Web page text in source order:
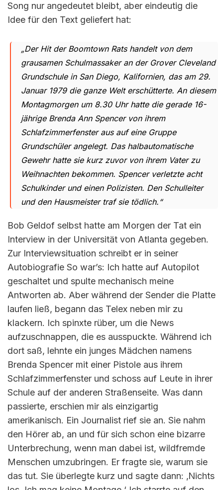
Song nur angedeutet bleibt, aber eindeutig die
Idee für den Text geliefert hat:
„Der Hit der Boomtown Rats handelt von dem
grausamen Schulmassaker an der Grover Cleveland
Grundschule in San Diego, Kalifornien, das am 29.
Januar 1979 die ganze Welt erschütterte. An diesem
Montagmorgen um 8.30 Uhr hatte die gerade 16-
jährige Brenda Ann Spencer von ihrem
Schlafzimmerfenster aus auf eine Gruppe
Grundschüler angelegt. Das halbautomatische
Gewehr hatte sie kurz zuvor von ihrem Vater zu
Weihnachten bekommen. Spencer verletzte acht
Schulkinder und einen Polizisten. Den Schulleiter
und den Hausmeister traf sie tödlich.“
Bob Geldof selbst hatte am Morgen der Tat ein
Interview in der Universität von Atlanta gegeben.
Zur Interviewsituation schreibt er in seiner
Autobiografie So war’s: Ich hatte auf Autopilot
geschaltet und spulte mechanisch meine
Antworten ab. Aber während der Sender die Platte
laufen ließ, begann das Telex neben mir zu
klackern. Ich spinxte rüber, um die News
aufzuschnappen, die es ausspuckte. Während ich
dort saß, lehnte ein junges Mädchen namens
Brenda Spencer mit einer Pistole aus ihrem
Schlafzimmerfenster und schoss auf Leute in ihrer
Schule auf der anderen Straßenseite. Was dann
passierte, erschien mir als einzigartig
amerikanisch. Ein Journalist rief sie an. Sie nahm
den Hörer ab, an und für sich schon eine bizarre
Unterbrechung, wenn man dabei ist, wildfremde
Menschen umzubringen. Er fragte sie, warum sie
das tut. Sie überlegte kurz und sagte dann: ‚Nichts